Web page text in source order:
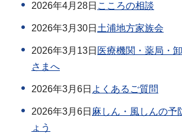
2026年4月28日 こころの相談
2026年3月30日 土浦地方家族会
2026年3月13日 医療機関・薬局・
さまへ
2026年3月6日 よくあるご質問
2026年3月6日 麻しん・風しんの予
ょう